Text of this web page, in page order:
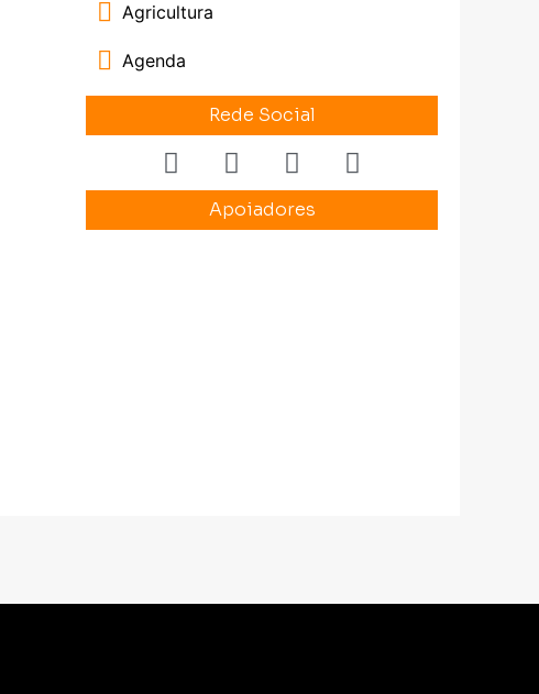
Agricultura
Agenda
Rede Social
Apoiadores